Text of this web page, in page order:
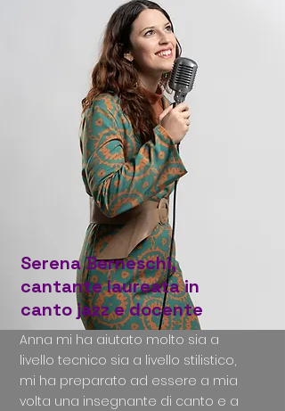
Serena Berneschi,
cantante laureata in
canto jazz e docente
Anna mi ha aiutato molto sia a
livello tecnico sia a livello stilistico,
mi ha preparato ad essere a mia
volta una insegnante di canto e a